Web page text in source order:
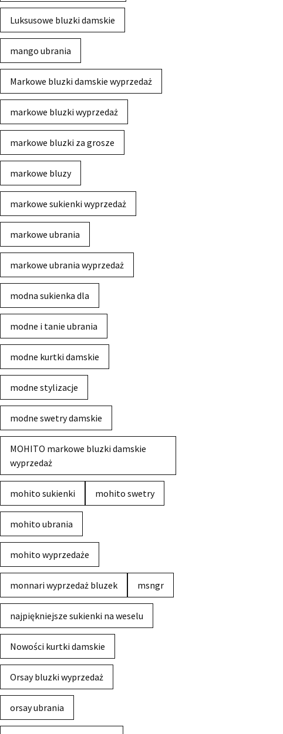
Luksusowe bluzki damskie
mango ubrania
Markowe bluzki damskie wyprzedaż
markowe bluzki wyprzedaż
markowe bluzki za grosze
markowe bluzy
markowe sukienki wyprzedaż
markowe ubrania
markowe ubrania wyprzedaż
modna sukienka dla
modne i tanie ubrania
modne kurtki damskie
modne stylizacje
modne swetry damskie
MOHITO markowe bluzki damskie
wyprzedaż
mohito sukienki mohito swetry
mohito ubrania
mohito wyprzedaże
monnari wyprzedaż bluzek msngr
najpiękniejsze sukienki na weselu
Nowości kurtki damskie
Orsay bluzki wyprzedaż
orsay ubrania